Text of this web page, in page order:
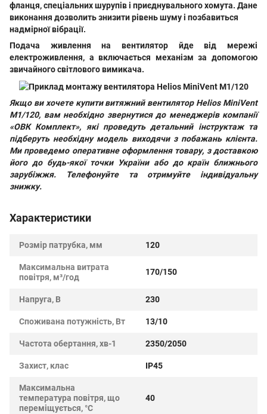
фланця, спеціальних шурупів і приєднувального хомута. Дане
виконання дозволить знизити рівень шуму і позбавиться
надмірної вібрації.
Подача живлення на вентилятор йде від мережі
електроживлення, а включається механізм за допомогою
звичайного світлового вимикача.
Якщо ви хочете купити витяжний вентилятор Helios MiniVent
M1/120, вам необхідно звернутися до менеджерів компанії
«ОВК Комплект», які проведуть детальний інструктаж та
підберуть необхідну модель виходячи з побажань клієнта.
Ми проведемо оперативне оформлення товару, з доставкою
його до будь-якої точки України або до країн ближнього
зарубіжжя. Телефонуйте та отримуйте індивідуальну
знижку.
Характеристики
Розмір патрубка, мм 120
Максимальна витрата
повітря, м³/год
170/150
Напруга, В 230
Споживана потужність, Вт 13/10
Частота обертання, хв-1 2350/2050
Захист, клас IP45
Максимальна
температура повітря, що
переміщується, °C
40